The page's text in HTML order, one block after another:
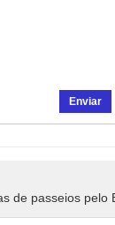
de passeios pelo